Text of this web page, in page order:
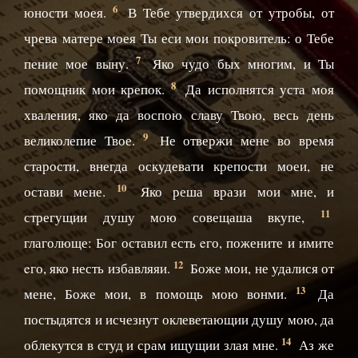
юности моея. 6 В Тебе утвердихся от утробы, от
чрева матере моея Ты еси мои покровитель: о Тебе
пение мое выну.7 Яко чудо бых многим, и Ты
помощник мои крепок.8 Да исполнятся уста моя
хваления, яко да воспою славу Твою, весь день
великолепие Твое.9 Не отвержи мене во время
старости, внегда оскудевати крепости моеи, не
остави мене. 10 Яко реша врази мои мне, и
стрегущии душу мою совещаша вкупе,
11
глаголюще: Бог оставил есть eго, пожените и имите
eго, яко несть избавляяи. 12 Боже мои, не удалися от
мене, Боже мои, в помощь мою вонми.
13
Да
постыдятся и исчезнут оклеветающии душу мою, да
облекутся в студ и срам ищущии злая мне. 14 Аз же